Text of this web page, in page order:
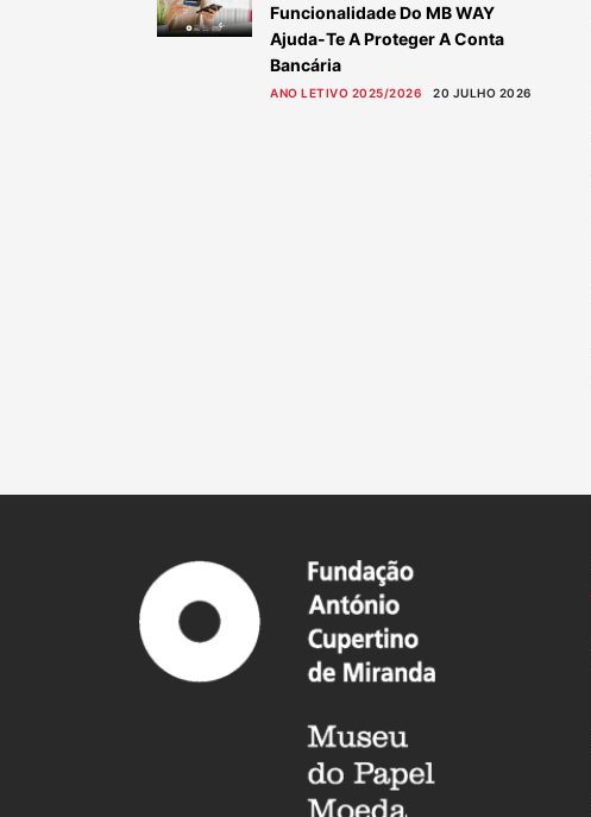
Funcionalidade Do MB WAY
Ajuda-Te A Proteger A Conta
Bancária
ANO LETIVO 2025/2026 20 JULHO 2026